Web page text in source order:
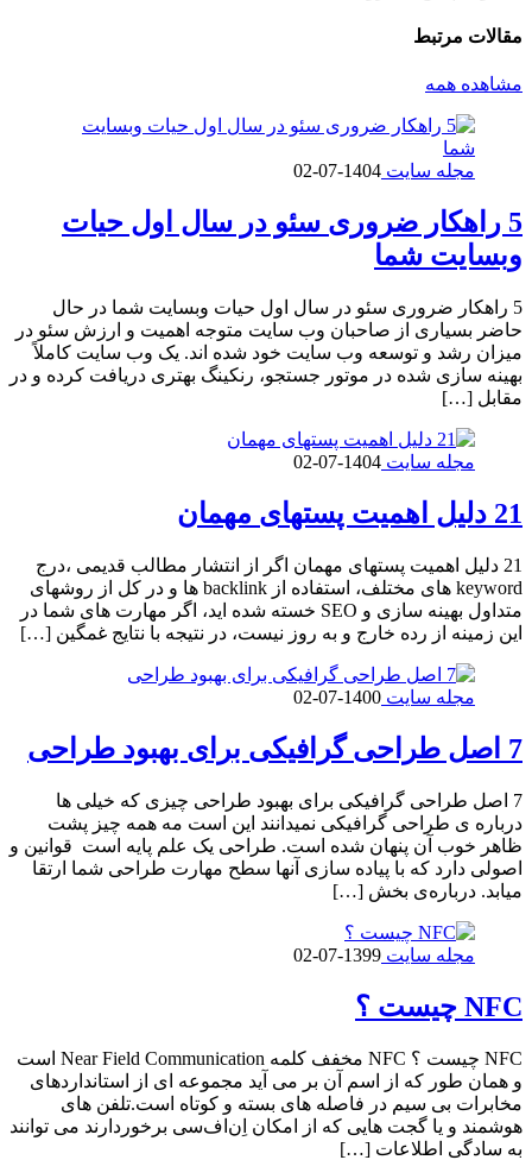
مقالات مرتبط
مشاهده همه
مجله سایت 1404-07-02
5 راهکار ضروری سئو در سال اول حیات
وبسایت شما
5 راهکار ضروری سئو در سال اول حیات وبسایت شما در حال
حاضر بسیاری از صاحبان وب سایت متوجه اهمیت و ارزش سئو در
میزان رشد و توسعه وب سایت خود شده اند. یک وب سایت کاملاً
بهینه سازی شده در موتور جستجو، رنکینگ بهتری دریافت کرده و در
مقابل […]
مجله سایت 1404-07-02
21 دلیل اهمیت پستهای مهمان
21 دلیل اهمیت پستهای مهمان اگر از انتشار مطالب قدیمی ،درج
keyword های مختلف، استفاده از backlink ها و در کل از روشهای
متداول بهینه سازی و SEO خسته شده اید، اگر مهارت های شما در
این زمینه از رده خارج و به روز نیست، در نتیجه با نتایج غمگین […]
مجله سایت 1400-07-02
7 اصل طراحی گرافیکی برای بهبود طراحی
7 اصل طراحی گرافیکی برای بهبود طراحی چیزی که خیلی ها
درباره ی طراحی گرافیکی نمیدانند این است مه همه چیز پشت
ظاهر خوب آن پنهان شده است. طراحی یک علم پایه است قوانین و
اصولی دارد که با پیاده سازی آنها سطح مهارت طراحی شما ارتقا
میابد. درباره‌ی بخش […]
مجله سایت 1399-07-02
NFC چیست ؟
NFC چیست ؟ NFC مخفف کلمه Near Field Communication است
و همان طور که از اسم آن بر می آید مجموعه ای از استانداردهای
مخابرات بی سیم در فاصله های بسته و کوتاه است.تلفن های
هوشمند و یا گجت هایی که از امکان اِن‌اف‌سی برخوردارند می توانند
به سادگی اطلاعات […]